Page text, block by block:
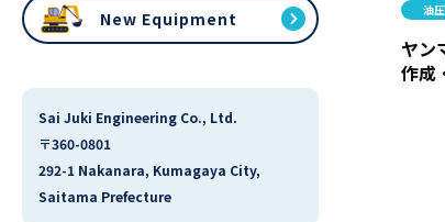
New Equipment
Sai Juki Engineering Co., Ltd.
〒360-0801
292-1 Nakanara, Kumagaya City,
Saitama Prefecture
油
ヤン
作成